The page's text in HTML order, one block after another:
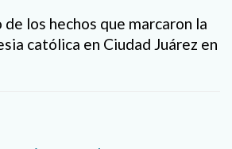
los hechos que marcaron la
católica en Ciudad Juárez en